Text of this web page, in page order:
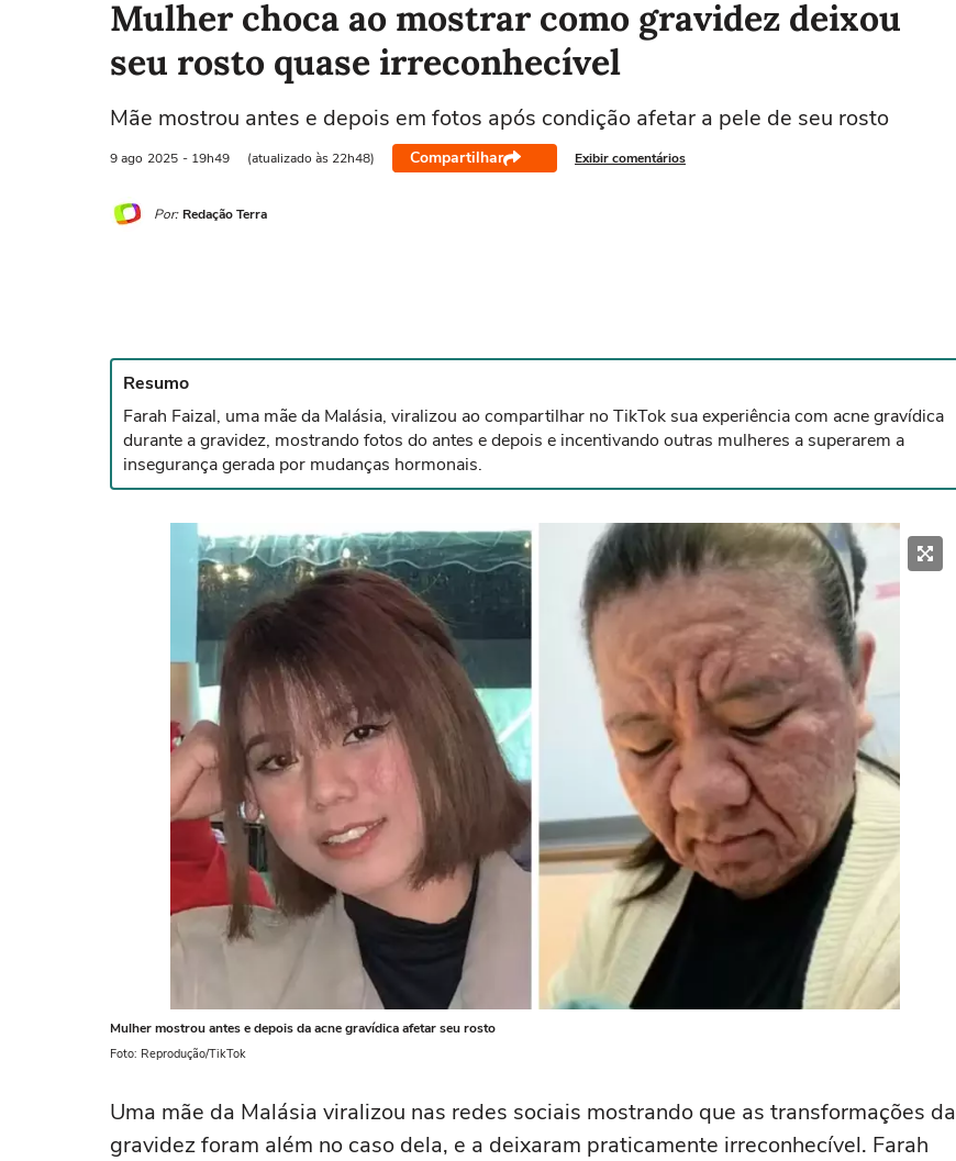
Mulher choca ao mostrar como gravidez deixou
seu rosto quase irreconhecível
Mãe mostrou antes e depois em fotos após condição afetar a pele de seu rosto
9 ago 2025 - 19h49 (atualizado às 22h48) Compartilhar Exibir comentários
Por: Redação Terra
Resumo
Farah Faizal, uma mãe da Malásia, viralizou ao compartilhar no TikTok sua experiência com acne gravídica
durante a gravidez, mostrando fotos do antes e depois e incentivando outras mulheres a superarem a
insegurança gerada por mudanças hormonais.
Mulher mostrou antes e depois da acne gravídica afetar seu rosto
Foto: Reprodução/TikTok
Uma mãe da Malásia viralizou nas redes sociais mostrando que as transformações da
gravidez foram além no caso dela, e a deixaram praticamente irreconhecível. Farah